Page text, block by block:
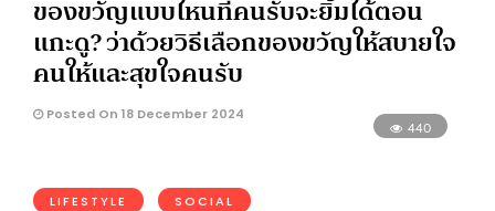
ของขวัญแบบไหนที่คนรับจะยิ้มได้ตอน
แกะดู? ว่าด้วยวิธีเลือกของขวัญให้สบายใจ
คนให้และสุขใจคนรับ
Posted On 18 December 2024
440
LIFESTYLE SOCIAL